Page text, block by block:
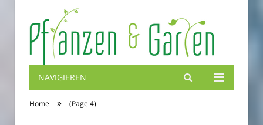
Blumenbibel
NAVIGIEREN
Home » (Page 4)